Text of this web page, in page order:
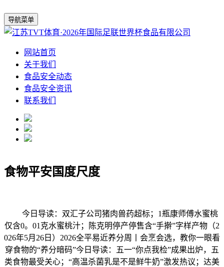
导航菜单
网站首页
关于我们
食品安全动态
食品安全资讯
联系我们
食物平安国度尺度
今日导读：双汇子公司猪肉兽药超标；1瓶康师傅水蜜桃
仅含0。01克水蜜桃汁；陈克明停产停售含“手擀”字样产物（2
026年5月26日）2026全平易近养分周丨会烹会选，教你一眼看
穿食物的“养分暗码”今日导读：五一“你点我检”成果出炉，五
类食物最受关心；“高温杀菌乳是不是鲜牛奶”激发热议；达美